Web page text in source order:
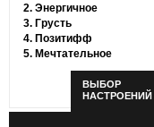
2. Энергичное
3. Грусть
4. Позитифф
5. Мечтательное
ВЫБОР
НАСТРОЕНИЙ